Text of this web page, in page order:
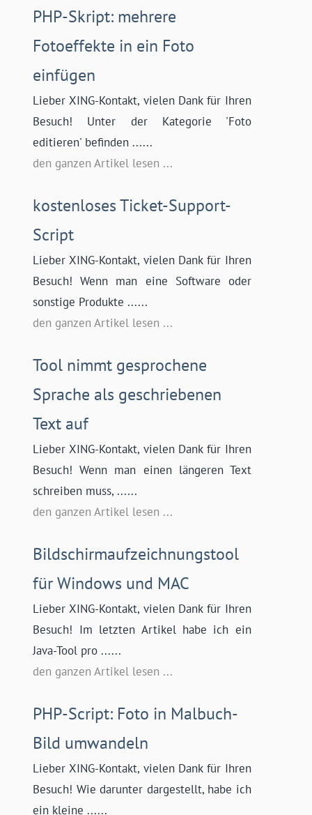
PHP-Skript: mehrere
Fotoeffekte in ein Foto
einfügen
Lieber XING-Kontakt, vielen Dank für Ihren
Besuch! Unter der Kategorie 'Foto
editieren' befinden ......
den ganzen Artikel lesen ...
kostenloses Ticket-Support-
Script
Lieber XING-Kontakt, vielen Dank für Ihren
Besuch! Wenn man eine Software oder
sonstige Produkte ......
den ganzen Artikel lesen ...
Tool nimmt gesprochene
Sprache als geschriebenen
Text auf
Lieber XING-Kontakt, vielen Dank für Ihren
Besuch! Wenn man einen längeren Text
schreiben muss, ......
den ganzen Artikel lesen ...
Bildschirmaufzeichnungstool
für Windows und MAC
Lieber XING-Kontakt, vielen Dank für Ihren
Besuch! Im letzten Artikel habe ich ein
Java-Tool pro ......
den ganzen Artikel lesen ...
PHP-Script: Foto in Malbuch-
Bild umwandeln
Lieber XING-Kontakt, vielen Dank für Ihren
Besuch! Wie darunter dargestellt, habe ich
ein kleine ......